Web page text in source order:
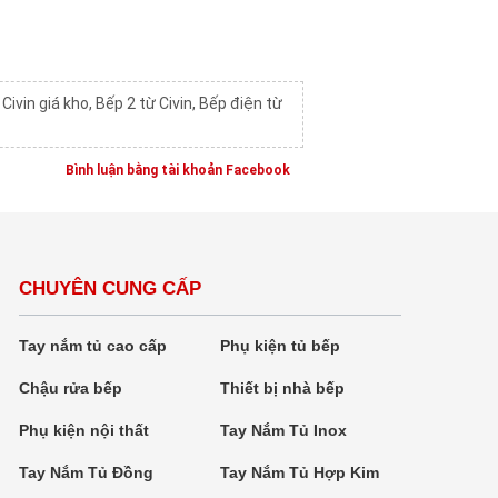
giá kho, Bếp 2 từ Civin, Bếp điện từ
Bình luận bằng tài khoản Facebook
CHUYÊN CUNG CẤP
Tay nắm tủ cao cấp Phụ kiện tủ bếp
Chậu rửa bếp Thiết bị nhà bếp
Phụ kiện nội thất Tay Nắm Tủ Inox
Tay Nắm Tủ Đồng Tay Nắm Tủ Hợp Kim